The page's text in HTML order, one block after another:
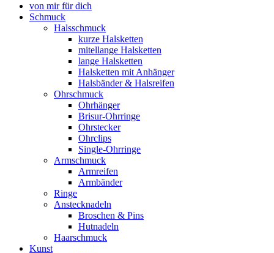
von mir für dich
Schmuck
Halsschmuck
kurze Halsketten
mitellange Halsketten
lange Halsketten
Halsketten mit Anhänger
Halsbänder & Halsreifen
Ohrschmuck
Ohrhänger
Brisur-Ohrringe
Ohrstecker
Ohrclips
Single-Ohrringe
Armschmuck
Armreifen
Armbänder
Ringe
Anstecknadeln
Broschen & Pins
Hutnadeln
Haarschmuck
Kunst